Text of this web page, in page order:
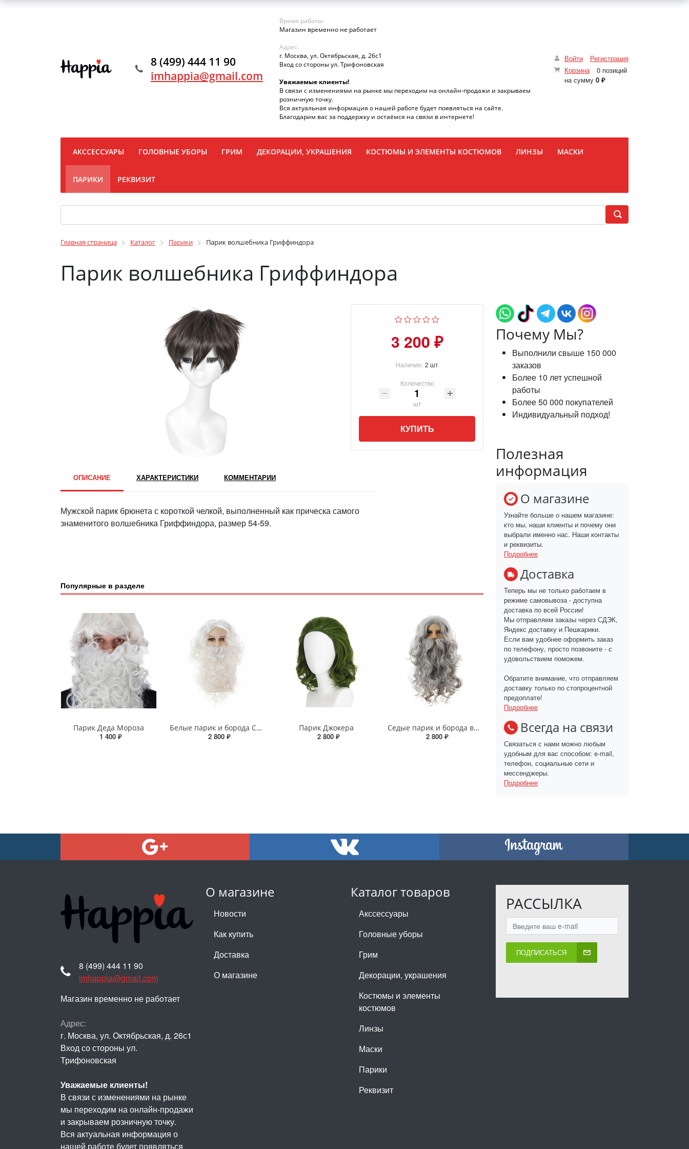
Войти
Регистрация
Корзина
0 позиций
на сумму 0 ₽
8 (499) 444 11 90
imhappia@gmail.com
Время работы:
Магазин временно не работает
Адрес:
г. Москва, ул. Октябрьская, д. 26с1
Вход со стороны ул. Трифоновская
Уважаемые клиенты!
В связи с изменениями на рынке мы переходим на онлайн-продажи и закрываем
розничную точку.
Вся актуальная информация о нашей работе будет появляться на сайте.
Благодарим вас за поддержку и остаёмся на связи в интернете!
АКССЕССУАРЫ ГОЛОВНЫЕ УБОРЫ ГРИМ ДЕКОРАЦИИ, УКРАШЕНИЯ КОСТЮМЫ И ЭЛЕМЕНТЫ КОСТЮМОВ ЛИНЗЫ МАСКИ
ПАРИКИ РЕКВИЗИТ
Главная страница Каталог Парики Парик волшебника Гриффиндора
Парик волшебника Гриффиндора
3 200 ₽
Наличие: 2 шт
Количество
шт
КУПИТЬ
ОПИСАНИЕ ХАРАКТЕРИСТИКИ КОММЕНТАРИИ
Мужской парик брюнета с короткой челкой, выполненный как прическа самого
знаменитого волшебника Гриффиндора, размер 54-59.
Популярные в разделе
Парик Деда Мороза
1 400 ₽
Белые парик и борода Санты
2 800 ₽
Парик Джокера
2 800 ₽
Седые парик и борода волшебника
2 800 ₽
Почему Мы?
Выполнили свыше 150 000
заказов
Более 10 лет успешной
работы
Более 50 000 покупателей
Индивидуальный подход!
Полезная
информация
О магазине
Узнайте больше о нашем магазине:
кто мы, наши клиенты и почему они
выбрали именно нас. Наши контакты
и реквизиты.
Подробнее
Доставка
Теперь мы не только работаем в
режиме самовывоза - доступна
доставка по всей России!
Мы отправляем заказы через СДЭК,
Яндекс доставку и Пешкарики.
Если вам удобнее оформить заказ
по телефону, просто позвоните - с
удовольствием поможем.
Обратите внимание, что отправляем
доставку только по стопроцентной
предоплате!
Подробнее
Всегда на связи
Связаться с нами можно любым
удобным для вас способом: e-mail,
телефон, социальные сети и
мессенджеры.
Подробнее
О магазине
Новости
Как купить
Доставка
О магазине
Каталог товаров
Акссессуары
Головные уборы
Грим
Декорации, украшения
Костюмы и элементы
костюмов
Линзы
Маски
Парики
Реквизит
РАССЫЛКА
ПОДПИСАТЬСЯ
8 (499) 444 11 90
imhappia@gmail.com
Магазин временно не работает
Адрес:
г. Москва, ул. Октябрьская, д. 26с1
Вход со стороны ул.
Трифоновская
Уважаемые клиенты!
В связи с изменениями на рынке
мы переходим на онлайн-продажи
и закрываем розничную точку.
Вся актуальная информация о
нашей работе будет появляться